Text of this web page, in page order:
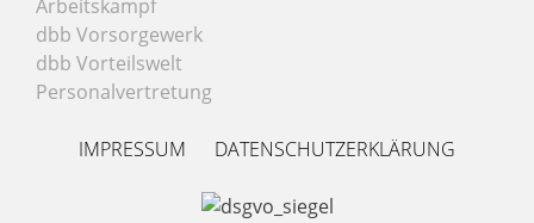
Arbeitskampf
dbb Vorsorgewerk
dbb Vorteilswelt
Personalvertretung
IMPRESSUM DATENSCHUTZERKLÄRUNG